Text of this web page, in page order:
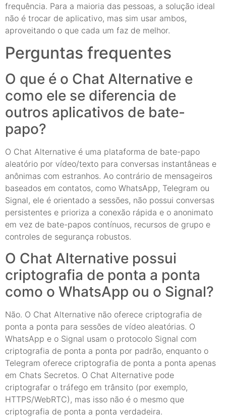
frequência. Para a maioria das pessoas, a solução ideal
não é trocar de aplicativo, mas sim usar ambos,
aproveitando o que cada um faz de melhor.
Perguntas frequentes
O que é o Chat Alternative e
como ele se diferencia de
outros aplicativos de bate-
papo?
O Chat Alternative é uma plataforma de bate-papo
aleatório por vídeo/texto para conversas instantâneas e
anônimas com estranhos. Ao contrário de mensageiros
baseados em contatos, como WhatsApp, Telegram ou
Signal, ele é orientado a sessões, não possui conversas
persistentes e prioriza a conexão rápida e o anonimato
em vez de bate-papos contínuos, recursos de grupo e
controles de segurança robustos.
O Chat Alternative possui
criptografia de ponta a ponta
como o WhatsApp ou o Signal?
Não. O Chat Alternative não oferece criptografia de
ponta a ponta para sessões de vídeo aleatórias. O
WhatsApp e o Signal usam o protocolo Signal com
criptografia de ponta a ponta por padrão, enquanto o
Telegram oferece criptografia de ponta a ponta apenas
em Chats Secretos. O Chat Alternative pode
criptografar o tráfego em trânsito (por exemplo,
HTTPS/WebRTC), mas isso não é o mesmo que
criptografia de ponta a ponta verdadeira.